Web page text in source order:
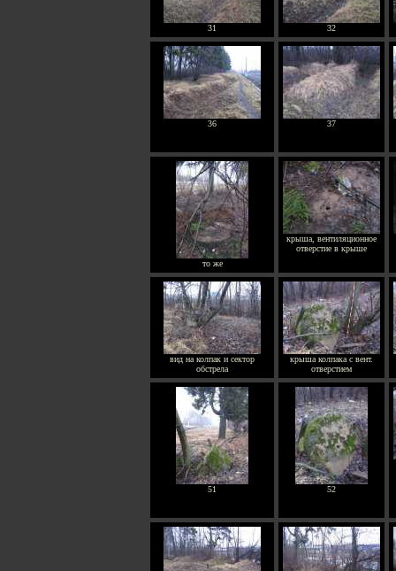
31 32
36 37
то же
крыша, вентиляционное
отверстие в крыше
вид на колпак и сектор
обстрела
крыша колпака с вент.
отверстием
51 52